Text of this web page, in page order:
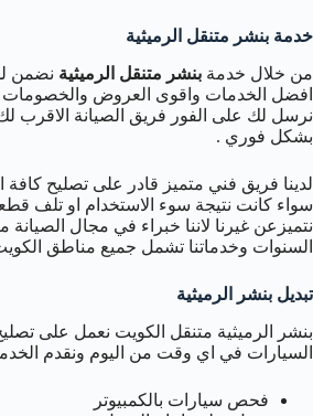
خدمة بنشر متنقل الرميثية
من خلال خدمة بنشر متنقل الرميثية نضمن
افضل الخدمات واقوى العروض والخصومات
نرسل لك على الفور فريق الصيانة الاقرب
بشكل فوري .
لدينا فريق فني متميز قادر على تصليح
سواء كانت نتيجة سوء الاستخدام او تلف
نتميزعن غيرنا لاننا خبراء في مجال
السنوات وخدماتنا تشمل جميع مناطق
تبديل بنشر الرميثية
بنشر الرميثية متنقل الكويت نعمل على
السيارات في اي وقت من اليوم ونقدم
فحص سيارات بالكمبيوتر